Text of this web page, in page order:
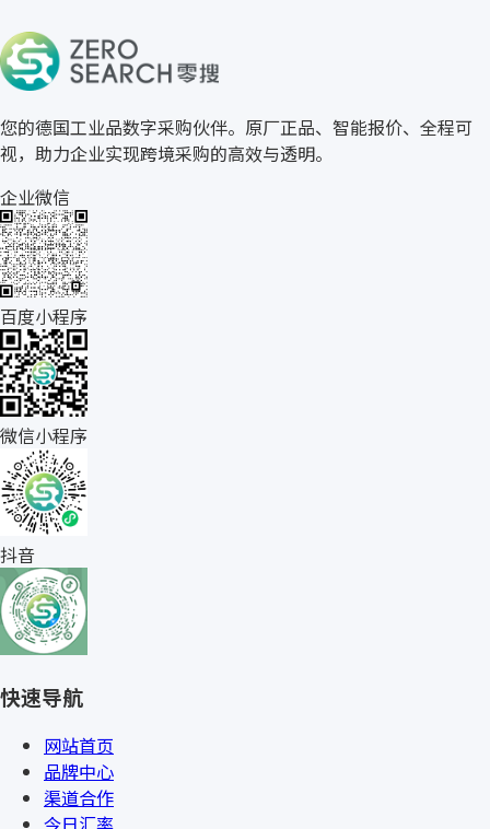
关于零搜
您的德国工业品数字采购伙伴。原厂正品、智能报价、全程可
视，助力企业实现跨境采购的高效与透明。
企业微信
百度小程序
微信小程序
抖音
快速导航
网站首页
品牌中心
渠道合作
今日汇率